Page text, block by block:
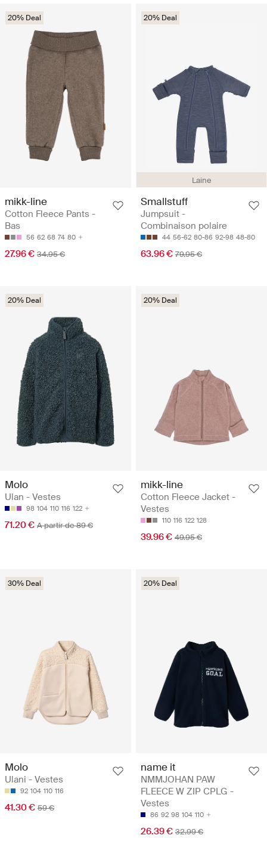
20% Deal
mikk-line
Cotton Fleece Pants -
Bas
56 62 68 74 80
27.96 € 34.95 €
Laine
20% Deal
Smallstuff
Jumpsuit -
Combinaison polaire
44 56-62 80-86 92-98 48-80
63.96 € 79.95 €
20% Deal
Molo
Ulan - Vestes
98 104 110 116 122
71.20 € A partir de 89 €
20% Deal
mikk-line
Cotton Fleece Jacket -
Vestes
110 116 122 128
39.96 € 49.95 €
30% Deal
Molo
Ulani - Vestes
92 104 110 116
41.30 € 59 €
20% Deal
name it
NMMJOHAN PAW
FLEECE W ZIP CPLG -
Vestes
86 92 98 104 110
26.39 € 32.99 €